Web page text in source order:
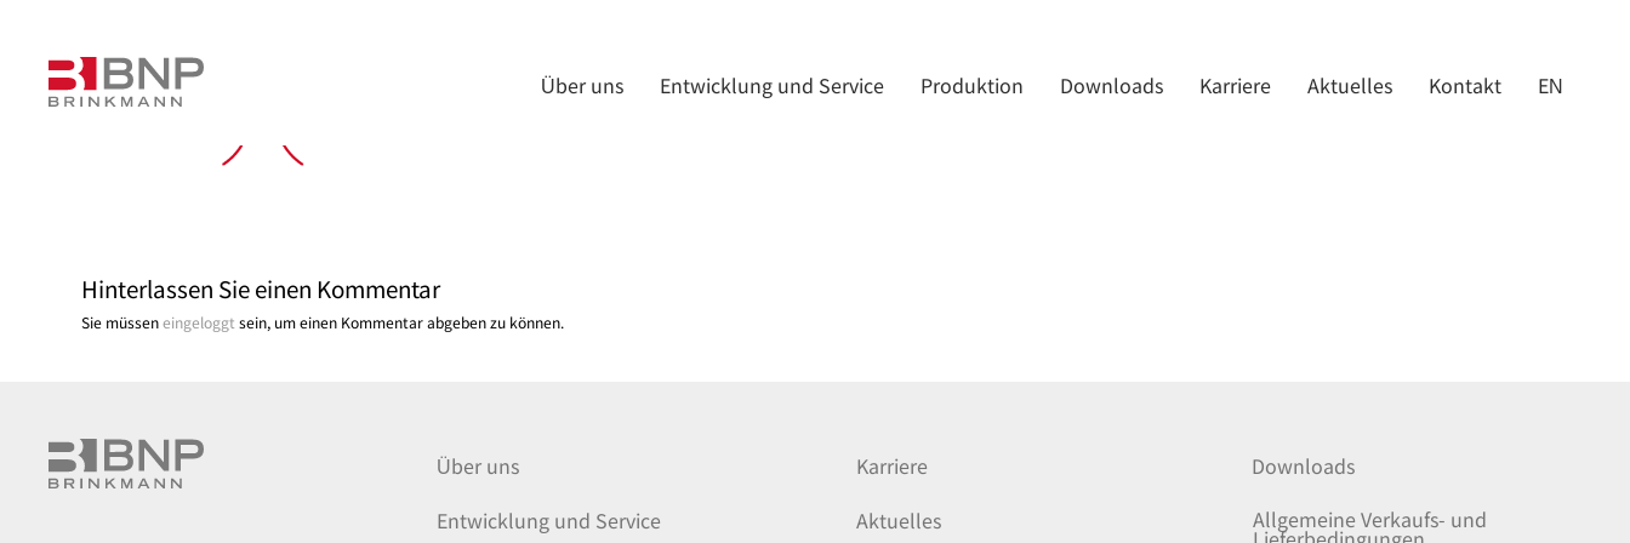
Über uns Entwicklung und Service Produktion Downloads Karriere Aktuelles Kontakt EN
Hinterlassen Sie einen Kommentar
Sie müsseneingeloggt sein, um einen Kommentar abgeben zu können.
Über uns
Entwicklung und Service
Karriere
Aktuelles
Downloads
Allgemeine Verkaufs- und